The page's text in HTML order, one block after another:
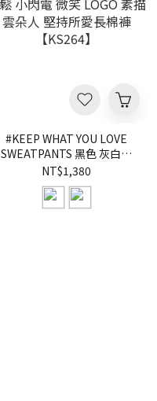
#KEEP WHAT YOU LOVE
SWEATPANTS 黑色 灰白色
寬鬆 小閃電 微笑 LOGO 素描
雲朵人 堅持所愛長棉褲
【KS264】
NT$1,380